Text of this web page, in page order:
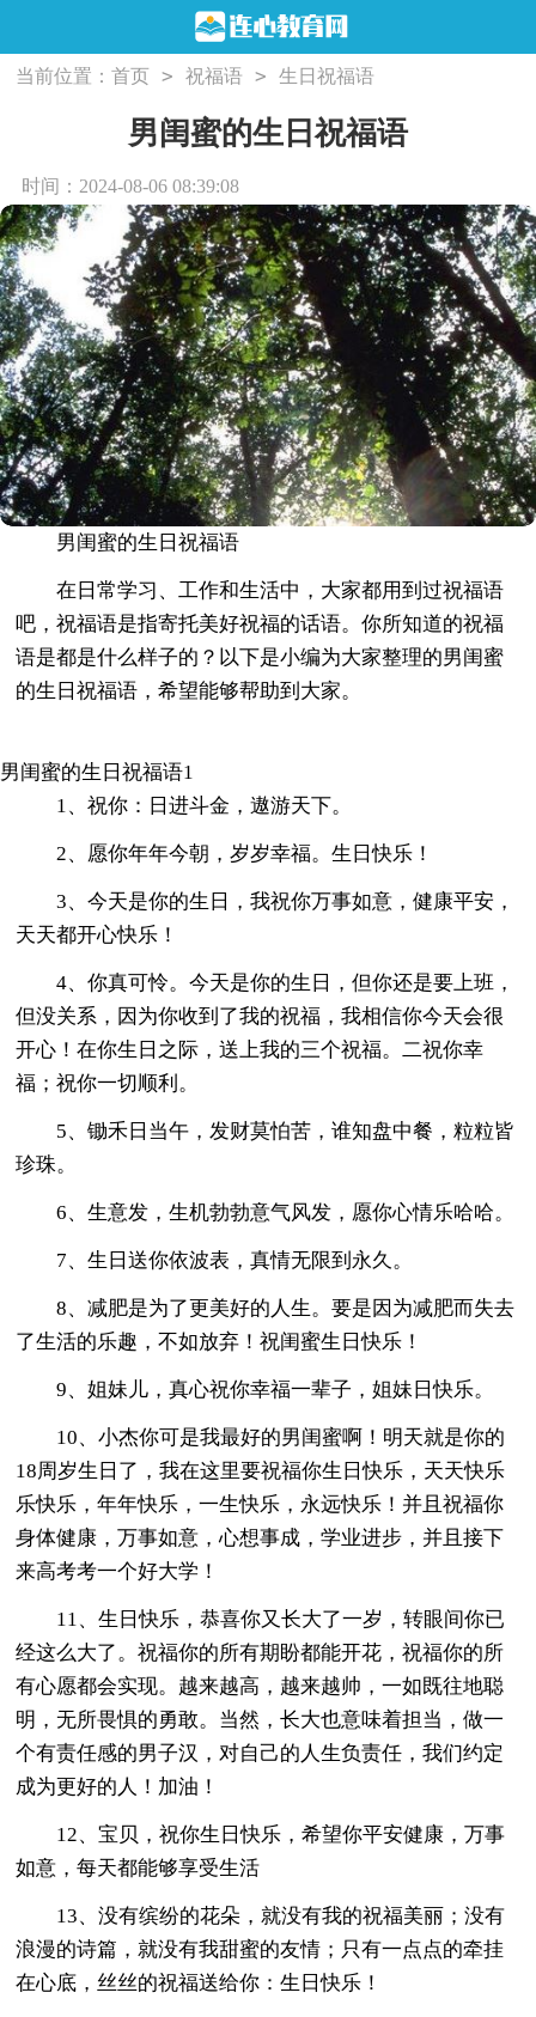
当前位置：首页 > 祝福语 > 生日祝福语
男闺蜜的生日祝福语
时间：2024-08-06 08:39:08
男闺蜜的生日祝福语
在日常学习、工作和生活中，大家都用到过祝福语
吧，祝福语是指寄托美好祝福的话语。你所知道的祝福
语是都是什么样子的？以下是小编为大家整理的男闺蜜
的生日祝福语，希望能够帮助到大家。
男闺蜜的生日祝福语1
1、祝你：日进斗金，遨游天下。
2、愿你年年今朝，岁岁幸福。生日快乐！
3、今天是你的生日，我祝你万事如意，健康平安，
天天都开心快乐！
4、你真可怜。今天是你的生日，但你还是要上班，
但没关系，因为你收到了我的祝福，我相信你今天会很
开心！在你生日之际，送上我的三个祝福。二祝你幸
福；祝你一切顺利。
5、锄禾日当午，发财莫怕苦，谁知盘中餐，粒粒皆
珍珠。
6、生意发，生机勃勃意气风发，愿你心情乐哈哈。
7、生日送你依波表，真情无限到永久。
8、减肥是为了更美好的人生。要是因为减肥而失去
了生活的乐趣，不如放弃！祝闺蜜生日快乐！
9、姐妹儿，真心祝你幸福一辈子，姐妹日快乐。
10、小杰你可是我最好的男闺蜜啊！明天就是你的
18周岁生日了，我在这里要祝福你生日快乐，天天快乐
乐快乐，年年快乐，一生快乐，永远快乐！并且祝福你
身体健康，万事如意，心想事成，学业进步，并且接下
来高考考一个好大学！
11、生日快乐，恭喜你又长大了一岁，转眼间你已
经这么大了。祝福你的所有期盼都能开花，祝福你的所
有心愿都会实现。越来越高，越来越帅，一如既往地聪
明，无所畏惧的勇敢。当然，长大也意味着担当，做一
个有责任感的男子汉，对自己的人生负责任，我们约定
成为更好的人！加油！
12、宝贝，祝你生日快乐，希望你平安健康，万事
如意，每天都能够享受生活
13、没有缤纷的花朵，就没有我的祝福美丽；没有
浪漫的诗篇，就没有我甜蜜的友情；只有一点点的牵挂
在心底，丝丝的祝福送给你：生日快乐！